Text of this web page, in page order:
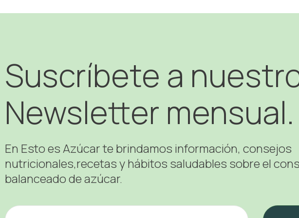
Suscríbete a
Newsletter mensual.
En Esto es Azúcar te brindamos información, consejos
nutricionales,recetas y hábitos saludables sobre el
balanceado de azúcar.